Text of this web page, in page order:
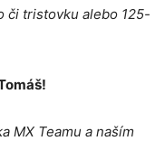
či tristovku alebo 125-
MX Teamu a naším